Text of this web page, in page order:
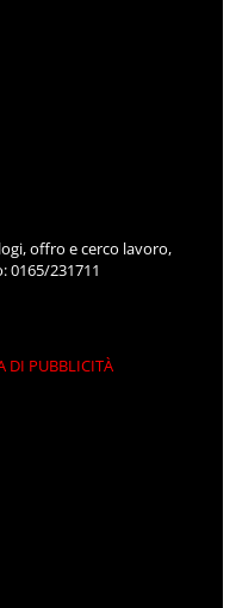
offro e cerco lavoro,
0165/231711
DI PUBBLICITÀ